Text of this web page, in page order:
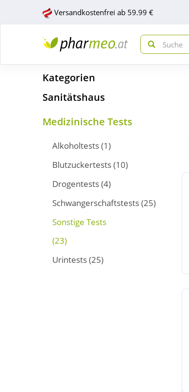
Versandkostenfrei ab 59.99 €
Kategorien
Sanitätshaus
Medizinische Tests
Alkoholtests(1)
Blutzuckertests(10)
Drogentests(4)
Schwangerschaftstests(25)
Sonstige Tests
(23)
Urintests(25)